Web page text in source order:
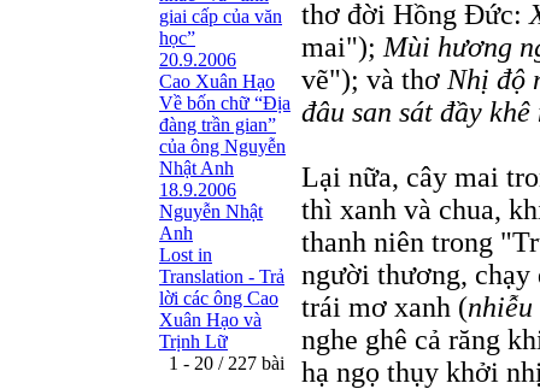
giai cấp của văn
học”
20.9.2006
Cao Xuân Hạo
Về bốn chữ “Địa
đàng trần gian”
của ông Nguyễn
Nhật Anh
18.9.2006
Nguyễn Nhật
Anh
Lost in
Translation - Trả
lời các ông Cao
Xuân Hạo và
Trịnh Lữ
1 - 20 / 227 bài
thơ đời Hồng Ðức:
mai"); Mùi hương
vẽ"); và thơ Nhị độ
đâu san sát đầy
Lại nữa, cây mai
thì xanh và chua,
thanh niên trong
người thương, chạy
trái mơ xanh (nhiễu
nghe ghê cả răng
hạ ngọ thụy khởi